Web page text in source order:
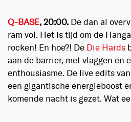
Q-BASE, 20:00. De dan al
ram vol. Het is tijd om de
rocken! En hoe?! De Die Hards
aan de barrier, met vlaggen en
enthousiasme. De live edits
een gigantische energieboost
komende nacht is gezet. Wat